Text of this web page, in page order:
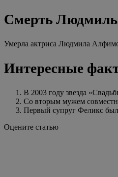
Смерть
Умерла актриса Людмила
Интересные
В 2003 году звезда
Со вторым мужем
Первый супруг Феликс был
Оцените статью